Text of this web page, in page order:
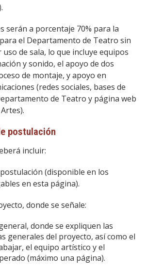
serán a porcentaje 70% para la
el Departamento de Teatro sin
de sala, lo que incluye equipos
y sonido, el apoyo de dos
de montaje, y apoyo en
(redes sociales, bases de
de Teatro y página web
postulación
incluir:
(disponible en los
en esta página).
donde se señale:
donde se expliquen las
generales del proyecto, así como el
el equipo artístico y el
(máximo una página).